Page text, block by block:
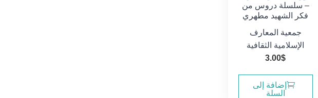
– سلسلة دروس من
فكر الشهيد مطهري
جمعية المعارف
الإسلامية الثقافية
3.00$
إضافة إلى
السلة